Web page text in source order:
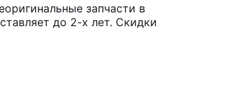
запчасти в
до 2-х лет. Скидки